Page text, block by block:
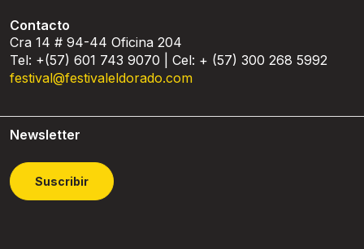
Contacto
Cra 14 # 94-44 Oficina 204
Tel: +(57) 601 743 9070 | Cel: + (57) 300 268 5992
festival@festivaleldorado.com
Newsletter
Suscribir